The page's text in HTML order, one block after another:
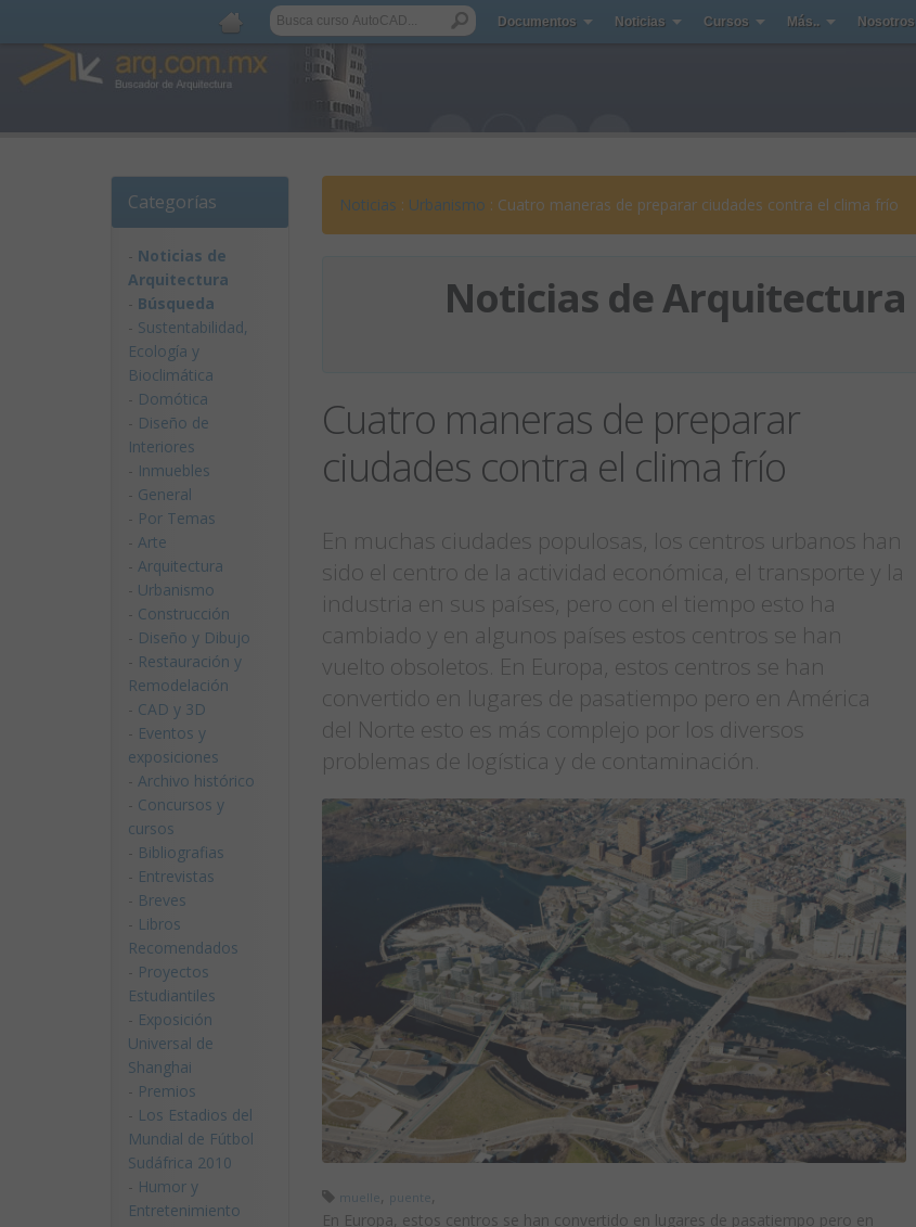
Documentos Noticias Cursos Más.. Nosotros
Categorías
- Noticias de
Arquitectura
- Búsqueda
- Sustentabilidad,
Ecologí­a y
Bioclimática
- Domótica
- Diseño de
Interiores
- Inmuebles
- General
- Por Temas
- Arte
- Arquitectura
- Urbanismo
- Construcción
- Diseño y Dibujo
- Restauración y
Remodelación
- CAD y 3D
- Eventos y
exposiciones
- Archivo histórico
- Concursos y
cursos
- Bibliografias
- Entrevistas
- Breves
- Libros
Recomendados
- Proyectos
Estudiantiles
- Exposición
Universal de
Shanghai
- Premios
- Los Estadios del
Mundial de Fútbol
Sudáfrica 2010
- Humor y
Entretenimiento
Noticias : Urbanismo : Cuatro maneras de preparar ciudades contra el clima frío
Noticias de Arquitectura
Cuatro maneras de preparar
ciudades contra el clima frío
En muchas ciudades populosas, los centros urbanos han
sido el centro de la actividad económica, el transporte y la
industria en sus países, pero con el tiempo esto ha
cambiado y en algunos países estos centros se han
vuelto obsoletos. En Europa, estos centros se han
convertido en lugares de pasatiempo pero en América
del Norte esto es más complejo por los diversos
problemas de logística y de contaminación.
muelle, puente,
En Europa, estos centros se han convertido en lugares de pasatiempo pero en